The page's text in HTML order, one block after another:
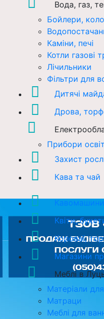
Вода, газ,
Бойлери,
Каміни, печі
Котли газові
Лічильники
Фільтри для
Дитячі
Дрова,
Прибори
Захист
Кава та чай
Квіти,
Короваї,
Магазини
Меблі в
Матеріали
Матраци
Меблі для